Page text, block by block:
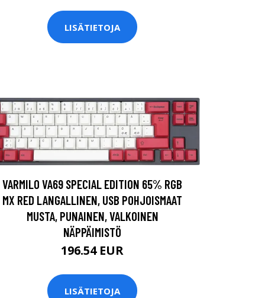
LISÄTIETOJA
VARMILO VA69 SPECIAL EDITION 65% RGB
MX RED LANGALLINEN, USB POHJOISMAAT
MUSTA, PUNAINEN, VALKOINEN
NÄPPÄIMISTÖ
196.54 EUR
LISÄTIETOJA